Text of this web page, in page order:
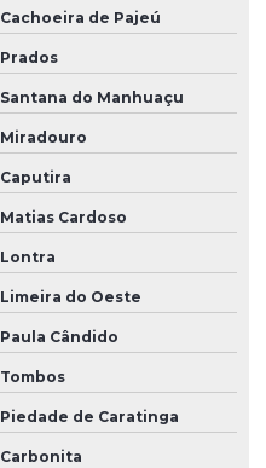
Cachoeira de Pajeú
Prados
Santana do Manhuaçu
Miradouro
Caputira
Matias Cardoso
Lontra
Limeira do Oeste
Paula Cândido
Tombos
Piedade de Caratinga
Carbonita